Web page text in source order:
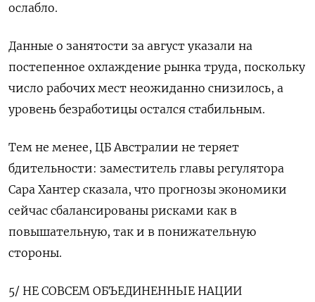
ослабло.
Данные о занятости за август указали на
постепенное охлаждение рынка труда, поскольку
число рабочих мест неожиданно снизилось, а
уровень безработицы остался стабильным.
Тем не менее, ЦБ Австралии не теряет
бдительности: заместитель главы регулятора
Сара Хантер сказала, что прогнозы экономики
сейчас сбалансированы рисками как в
повышательную, так и в понижательную
стороны.
5/ НЕ СОВСЕМ ОБЪЕДИНЕННЫЕ НАЦИИ